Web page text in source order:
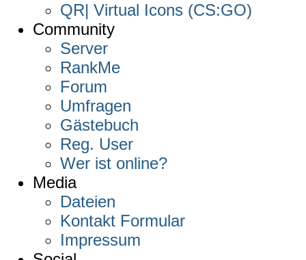
QR| Virtual Icons (CS:GO)
Community
Server
RankMe
Forum
Umfragen
Gästebuch
Reg. User
Wer ist online?
Media
Dateien
Kontakt Formular
Impressum